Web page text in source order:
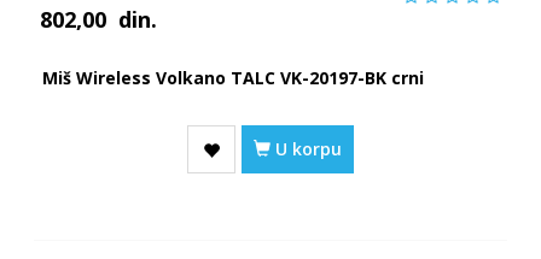
802,00 din.
Miš Wireless Volkano TALC VK-20197-BK crni
U korpu